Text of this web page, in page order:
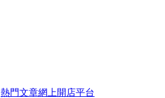
熱門文章網上開店平台